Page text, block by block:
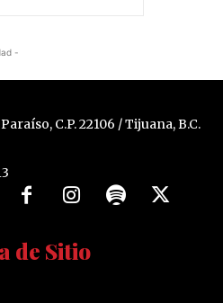
-
C.P. 22106 / Tijuana, B.C.
de Sitio